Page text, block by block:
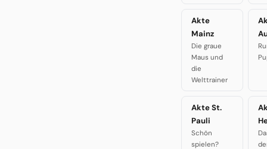
Akte
Mainz
Die graue
Maus und
die
Welttrainer
Akte St.
Pauli
Schön
spielen?